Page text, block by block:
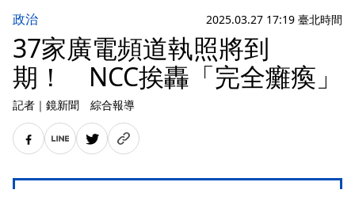
政治 2025.03.27 17:19 臺北時間
37家廣電頻道執照將到
期！ NCC挨轟「完全癱瘓」
記者 ｜ 鏡新聞 綜合報導